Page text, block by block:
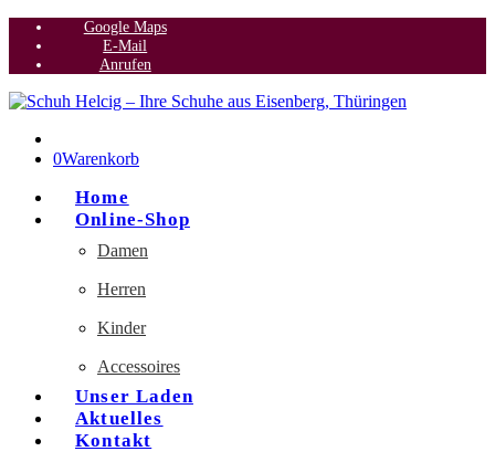
Google Maps
E-Mail
Anrufen
0Warenkorb
Home
Online-Shop
Damen
Herren
Kinder
Accessoires
Unser Laden
Aktuelles
Kontakt